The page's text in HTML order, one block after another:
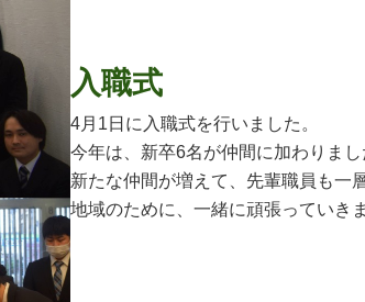
入職式
4月1日に入職式を行いました。
今年は、新卒6名が仲間に加わりまし
新たな仲間が増えて、先輩職員も一
地域のために、一緒に頑張っていき